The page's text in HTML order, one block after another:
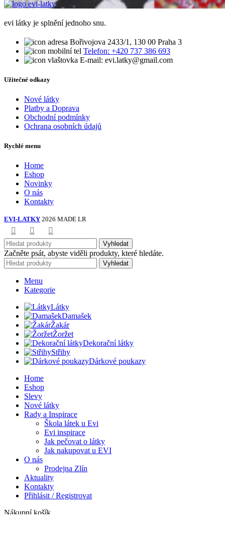
evi látky je splnění jednoho snu.
Bořivojova 2433/1, 130 00 Praha 3
Telefon: +420 737 386 693
E-mail: evi.latky@gmail.com
Užitečné odkazy
Nové látky
Platby a Doprava
Obchodní podmínky
Ochrana osobních údajů
Rychlé menu
Home
Eshop
Novinky
O nás
Kontakty
EVI-LATKY 2026 MADE LR
Vyhledat
Začněte psát, abyste viděli produkty, které hledáte.
Vyhledat
Menu
Kategorie
Látky
Damašek
Žakár
Žoržet
Dekorační látky
Střihy
Dárkové poukazy
Home
Eshop
Slevy
Nové látky
Rady a Inspirace
Škola látek u Evi
Evi inspirace
Jak pečovat o látky
Jak nakupovat u EVI
O nás
Prodejna Zlín
Aktuality
Kontakty
Přihlásit / Registrovat
Nákupní košík